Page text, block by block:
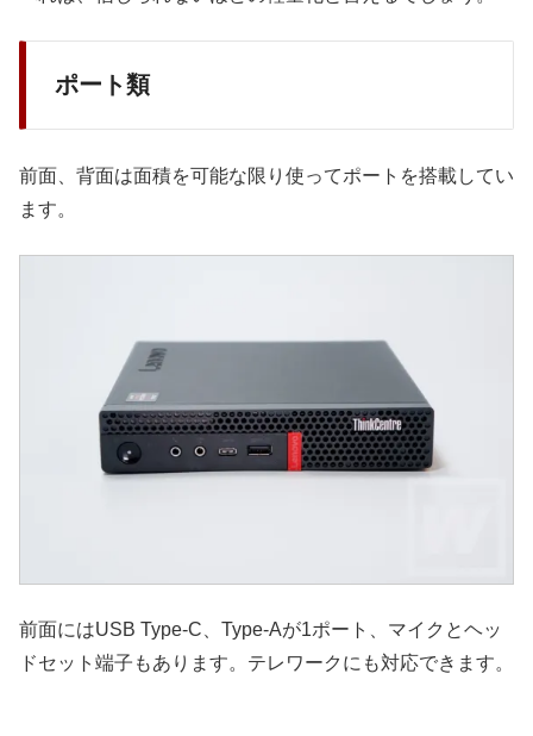
ポート類
前面、背面は面積を可能な限り使ってポートを搭載してい
ます。
前面にはUSB Type-C、Type-Aが1ポート、マイクとヘッ
ドセット端子もあります。テレワークにも対応できます。